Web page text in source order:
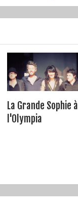
La Grande Sophie à
l'Olympia